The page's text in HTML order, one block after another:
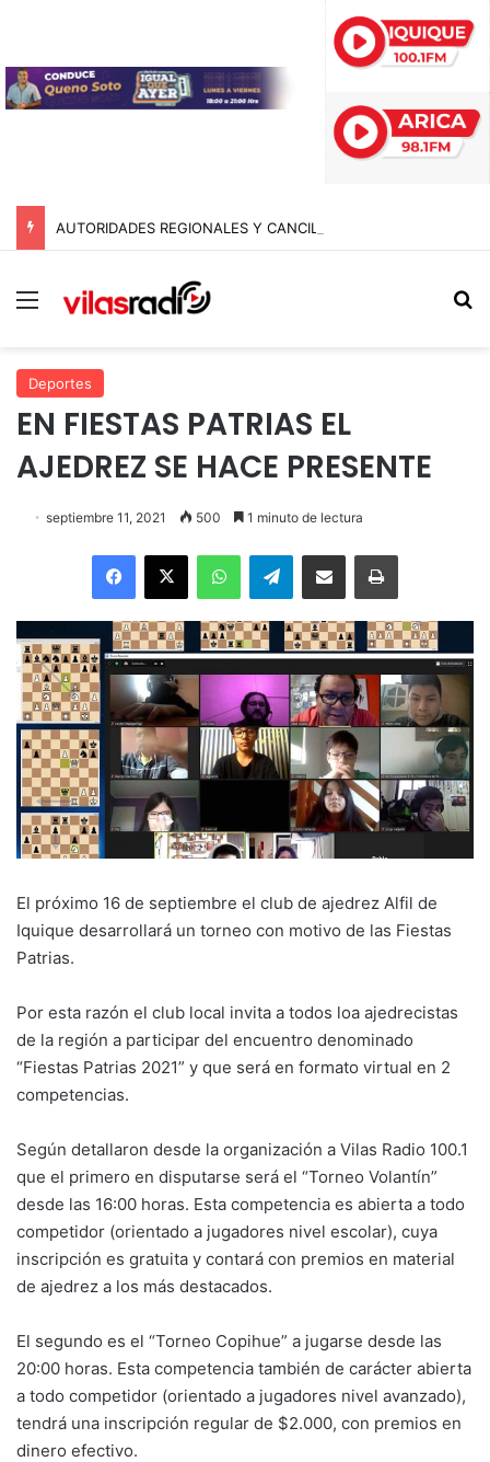
Menú
Deportes
EN FIESTAS PATRIAS EL
AJEDREZ SE HACE PRESENTE
septiembre 11, 2021 500 1 minuto de lectura
Facebook
X WhatsAppTelegramEnviar vía email Imprimir
El próximo 16 de septiembre el club de ajedrez Alfil de
Iquique desarrollará un torneo con motivo de las Fiestas
Patrias.
Por esta razón el club local invita a todos loa ajedrecistas
de la región a participar del encuentro denominado
“Fiestas Patrias 2021” y que será en formato virtual en 2
competencias.
Según detallaron desde la organización a Vilas Radio 100.1
que el primero en disputarse será el “Torneo Volantín”
desde las 16:00 horas. Esta competencia es abierta a todo
competidor (orientado a jugadores nivel escolar), cuya
inscripción es gratuita y contará con premios en material
de ajedrez a los más destacados.
El segundo es el “Torneo Copihue” a jugarse desde las
20:00 horas. Esta competencia también de carácter abierta
a todo competidor (orientado a jugadores nivel avanzado),
tendrá una inscripción regular de $2.000, con premios en
dinero efectivo.